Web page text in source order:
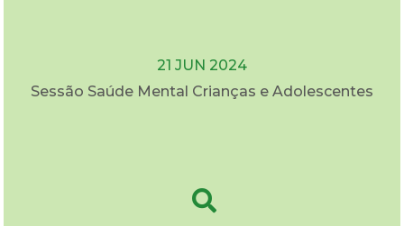
21 JUN 2024
Sessão Saúde Mental Crianças e Adolescentes